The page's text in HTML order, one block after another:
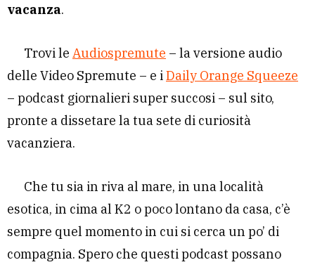
vacanza.
Trovi le Audiospremute – la versione audio
delle Video Spremute – e iDaily Orange Squeeze
– podcast giornalieri super succosi – sul sito,
pronte a dissetare la tua sete di curiosità
vacanziera.
Che tu sia in riva al mare, in una località
esotica, in cima al K2 o poco lontano da casa, c’è
sempre quel momento in cui si cerca un po’ di
compagnia. Spero che questi podcast possano